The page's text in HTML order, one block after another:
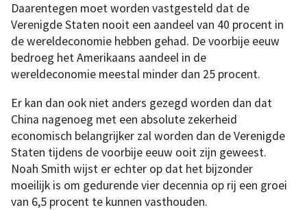
Daarentegen moet worden vastgesteld dat de
Verenigde Staten nooit een aandeel van 40 procent in
de wereldeconomie hebben gehad. De voorbije eeuw
bedroeg het Amerikaans aandeel in de
wereldeconomie meestal minder dan 25 procent.
Er kan dan ook niet anders gezegd worden dan dat
China nagenoeg met een absolute zekerheid
economisch belangrijker zal worden dan de Verenigde
Staten tijdens de voorbije eeuw ooit zijn geweest.
Noah Smith wijst er echter op dat het bijzonder
moeilijk is om gedurende vier decennia op rij een groei
van 6,5 procent te kunnen vasthouden.